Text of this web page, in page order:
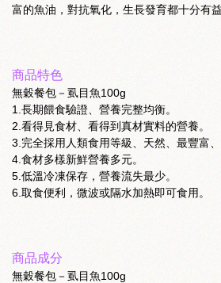
富的魚油，對抗氧化，生長發育都十分有益
商品特色
無穀餐包－虱目魚100g
1.長期餵食驗證、營養完整均衡。
2.看得見食材、看得到真材實料的營養。
3.完全採用人類食用等級、天然、最豐富、
4.食材多樣新鮮營養多元。
5.低溫冷凍保存，營養流失最少。
6.取食便利，微波或隔水加熱即可食用。
商品成分
無穀餐包－虱目魚100g